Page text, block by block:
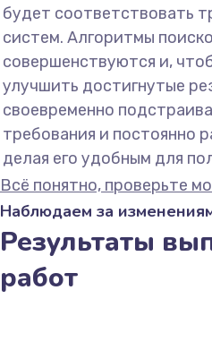
будет соответствовать
систем. Алгоритмы
совершенствуются и,
улучшить достигнутые
своевременно
требования и постоянно
делая его удобным для
Всё понятно, проверьте
Наблюдаем за
Результаты
работ